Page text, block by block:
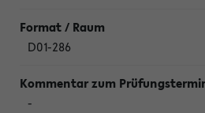
D01-286
-